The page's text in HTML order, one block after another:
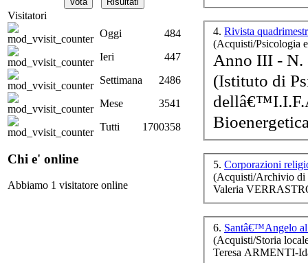
Visitatori
Oggi
484
Ieri
447
Settimana
2486
Mese
3541
Tutti
1700358
Chi e' online
Abbiamo 1 visitatore online
4. Rivista
(Acquisti/Psicologia
Anno III - N.
(Istituto di
5. Corporazioni
(Acquisti/Archivio di
Valeria
6. Santâ€™Angelo
(Acquisti/Storia
Teresa ARMENTI-